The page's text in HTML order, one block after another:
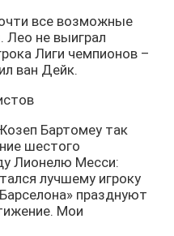
все возможные
Лео не выиграл
Лиги чемпионов –
ван Дейк.
Бартомеу так
шестого
Лионелю Месси:
лучшему игроку
празднуют
Мои